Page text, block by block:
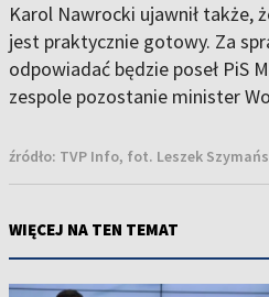
Karol Nawrocki ujawnił także,
jest praktycznie gotowy. Za
odpowiadać będzie poseł PiS
zespole pozostanie minister
źródło: TVP Info, fot. Leszek
WIĘCEJ NA TEN TEMAT